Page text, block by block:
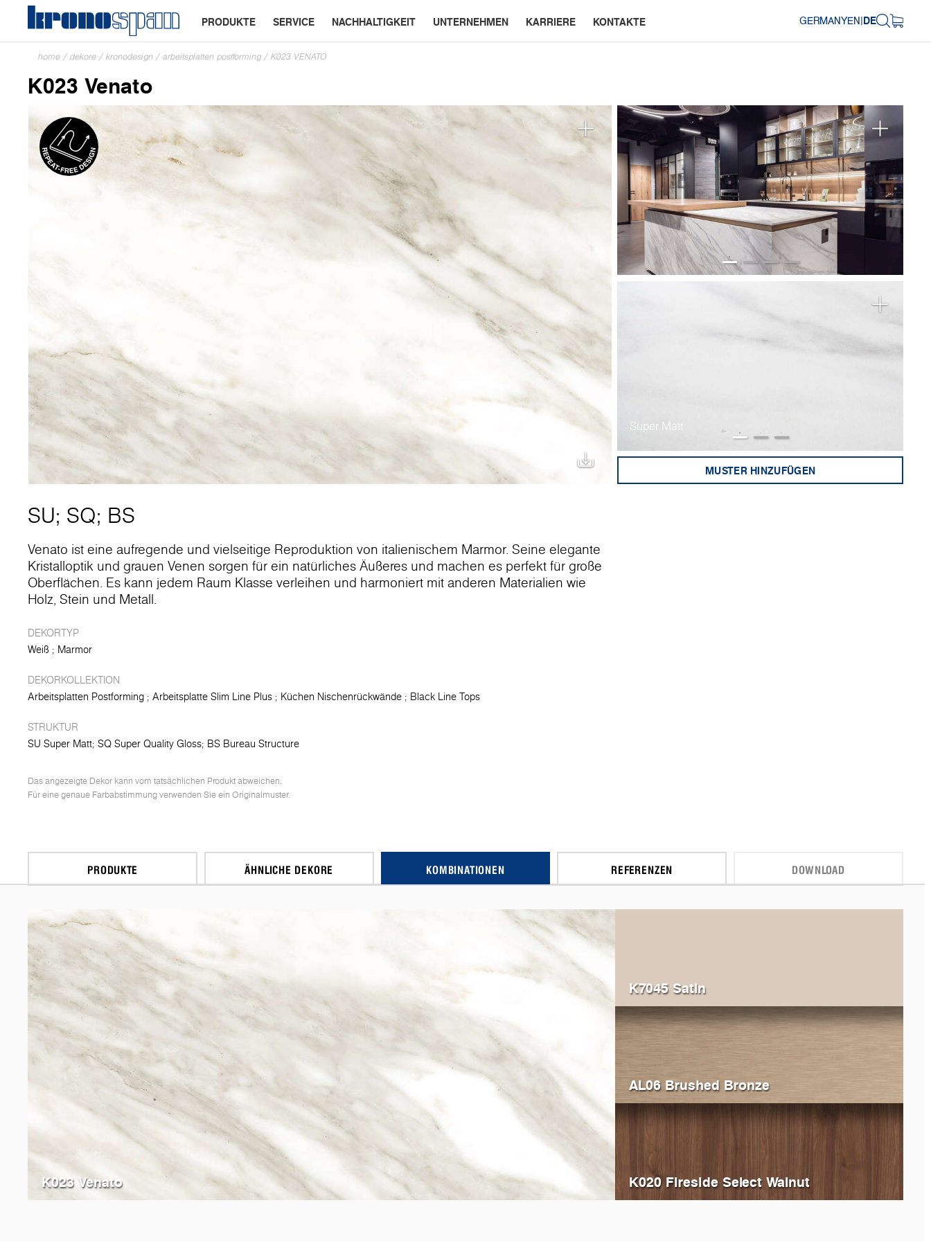
PRODUKTE SERVICE NACHHALTIGKEIT UNTERNEHMEN KARRIERE KONTAKTE GERMANYEN|DE
home / dekore / kronodesign / arbeitsplatten postforming / K023 VENATO
K023 Venato
Super Matt
MUSTER HINZUFÜGEN
SU; SQ; BS
Venato ist eine aufregende und vielseitige Reproduktion von italienischem Marmor. Seine elegante
Kristalloptik und grauen Venen sorgen für ein natürliches Äußeres und machen es perfekt für große
Oberflächen. Es kann jedem Raum Klasse verleihen und harmoniert mit anderen Materialien wie
Holz, Stein und Metall.
DEKORTYP
Weiß
Marmor
DEKORKOLLEKTION
Arbeitsplatten Postforming Arbeitsplatte Slim Line Plus Küchen Nischenrückwände Black Line Tops
STRUKTUR
SU Super Matt SQ Super Quality Gloss BS Bureau Structure
Das angezeigte Dekor kann vom tatsächlichen Produkt abweichen.
Für eine genaue Farbabstimmung verwenden Sie ein Originalmuster.
PRODUKTE ÄHNLICHE DEKORE KOMBINATIONEN REFERENZEN DOWNLOAD
K551 Calacatta Olympus K552 White Iceberg Marble K594Breccia Vivaldo K699
K023 Venato
K7045 Satin
AL06 Brushed Bronze
K020 Fireside Select Walnut